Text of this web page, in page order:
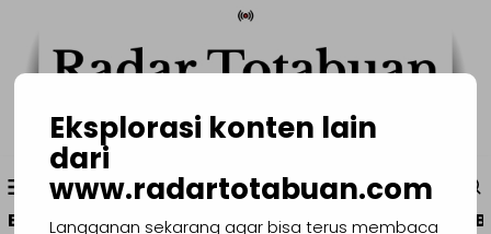
konten
Menu
Mobile
www.radartotabuan.com
Beranda Kotamobagu Bolmong Boltim
Eksplorasi konten lain
dari
www.radartotabuan.com
Langganan sekarang agar bisa terus membaca